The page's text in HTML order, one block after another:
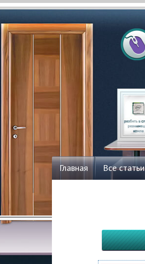
Главная Все статьи